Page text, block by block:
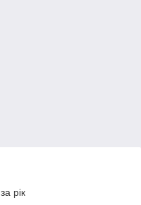
рік